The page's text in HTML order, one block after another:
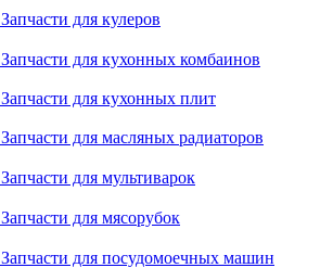
Запчасти для кулеров
Запчасти для кухонных комбаинов
Запчасти для кухонных плит
Запчасти для масляных радиаторов
Запчасти для мультиварок
Запчасти для мясорубок
Запчасти для посудомоечных машин